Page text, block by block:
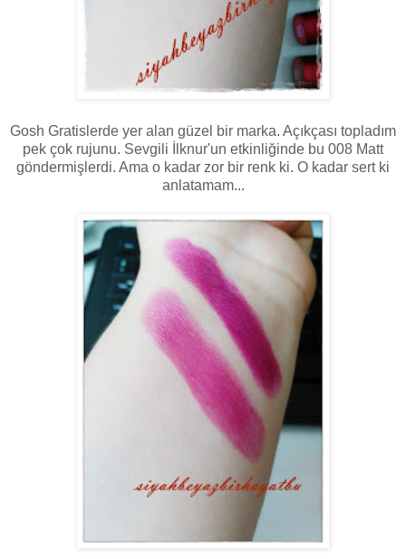
Gosh Gratislerde yer alan güzel bir marka. Açıkçası topladım
pek çok rujunu. Sevgili İlknur'un etkinliğinde bu 008 Matt
göndermişlerdi. Ama o kadar zor bir renk ki. O kadar sert ki
anlatamam...